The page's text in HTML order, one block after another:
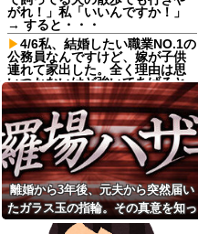
がれ！」私「いいんですか！」
→ すると・・・
4/6私、結婚したい職業NO.1の
公務員なんですけど、嫁が子供
連れて家出した。全く理由は思
いつかないけど強いてあげると
すれば母のせいかもしれない。
嫁のせいでアトピー悪化しそう
→
お気に入りの喫茶店のパート
の口臭についてマスターにメモ
を渡した。その後は店員が無表
情になり、マスターも…
「2年間、たぶん1日4回は握っ
てた」ラスベガスで買った3,000
円のキーホルダーを調べたら
離婚から3年後、元夫から突然届い
たガラス玉の指輪。その真意を知っ
た瞬間、私も弁護士も言葉を失っ